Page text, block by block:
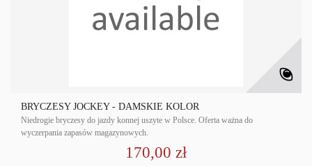
BRYCZESY JOCKEY - DAMSKIE KOLOR
Niedrogie bryczesy do jazdy konnej uszyte w Polsce. Oferta ważna do
wyczerpania zapasów magazynowych.
170,00 zł